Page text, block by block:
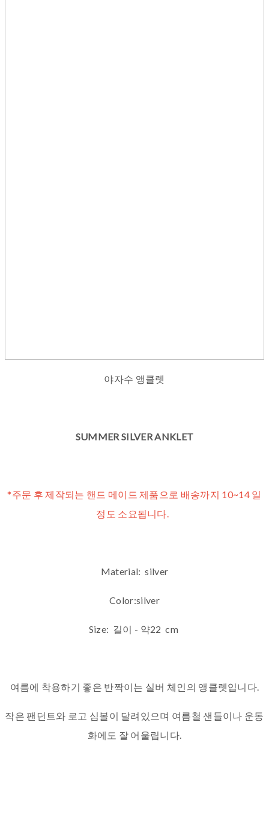
야자수 앵클렛
SUMMER SILVER ANKLET
*주문 후 제작되는 핸드 메이드 제품으로 배송까지 10~14 일
정도 소요됩니다.
Material: silver
Color:silver
Size: 길이 - 약22 cm
여름에 착용하기 좋은 반짝이는 실버 체인의 앵클렛입니다.
작은 팬던트와 로고 심볼이 달려있으며 여름철 샌들이나 운동
화에도 잘 어울립니다.